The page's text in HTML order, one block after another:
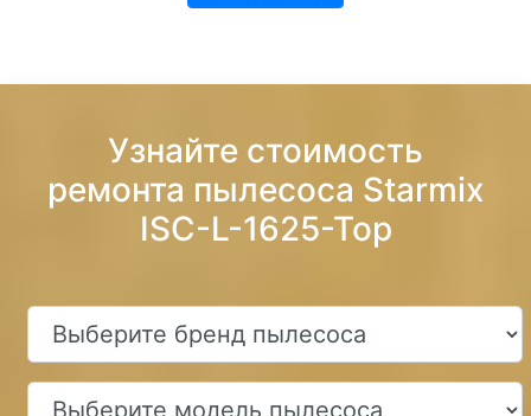
Узнайте стоимость
ремонта пылесоса Starmix
ISC-L-1625-Top